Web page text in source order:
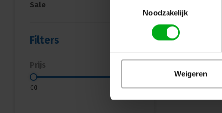
Noodzakelijk
Weigeren
Sale
Filters
Prijs
€0 €5